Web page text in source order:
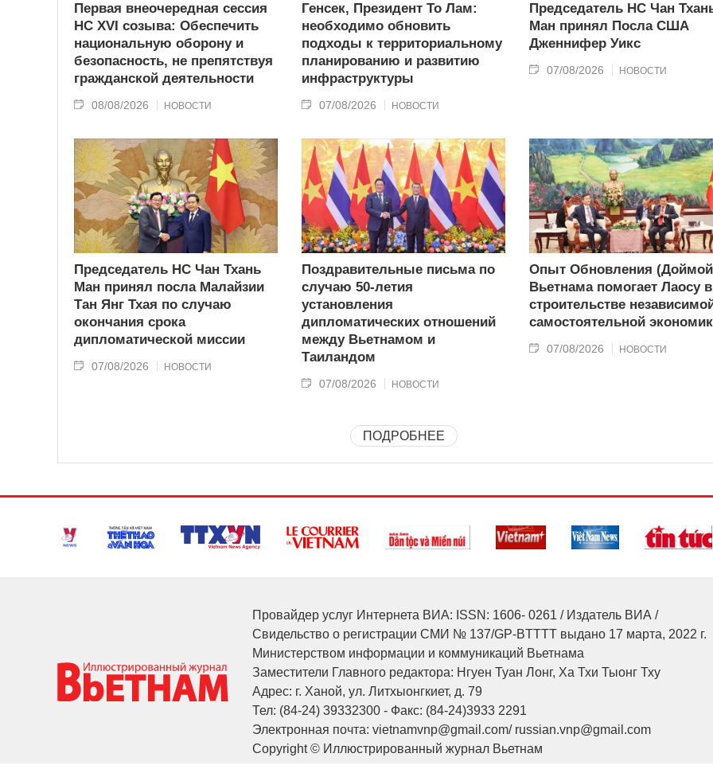
Первая внеочередная сессия
НС XVI созыва: Обеспечить
национальную оборону и
безопасность, не препятствуя
гражданской деятельности
08/08/2026 НОВОСТИ
Генсек, Президент То Лам:
необходимо обновить
подходы к территориальному
планированию и развитию
инфраструктуры
07/08/2026 НОВОСТИ
Председатель НС Чан
Ман принял Посла США
Дженнифер Уикс
07/08/2026 НОВОСТИ
Председатель НС Чан Тхань
Ман принял посла Малайзии
Тан Янг Тхая по случаю
окончания срока
дипломатической миссии
07/08/2026 НОВОСТИ
Поздравительные письма по
случаю 50-летия
установления
дипломатических отношений
между Вьетнамом и
Таиландом
07/08/2026 НОВОСТИ
Опыт Обновления
Вьетнама помогает Лаосу в
строительстве
самостоятельной
07/08/2026 НОВОСТИ
ПОДРОБНЕЕ
Провайдер услуг Интернета ВИА: ISSN: 1606- 0261 / Издатель ВИА /
Свидельство о регистрации СМИ № 137/GP-BTTTT выдано 17 марта, 2022 г.
Министерством информации и коммуникаций Вьетнама
Заместители Главного редактора: Нгуен Туан Лонг, Ха Тхи Тыонг Тху
Адрес: г. Ханой, ул. Литхыонгкиет, д. 79
Тел: (84-24) 39332300 - Факс: (84-24)3933 2291
Электронная почта: vietnamvnp@gmail.com/ russian.vnp@gmail.com
Copyright © Иллюстрированный журнал Вьетнам